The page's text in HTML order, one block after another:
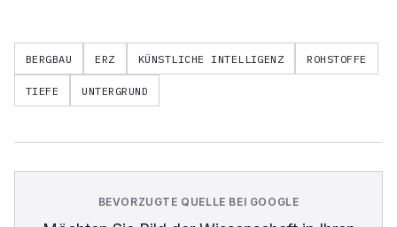
BERGBAU ERZ KÜNSTLICHE INTELLIGENZ ROHSTOFFE
TIEFE UNTERGRUND
BEVORZUGTE QUELLE BEI GOOGLE